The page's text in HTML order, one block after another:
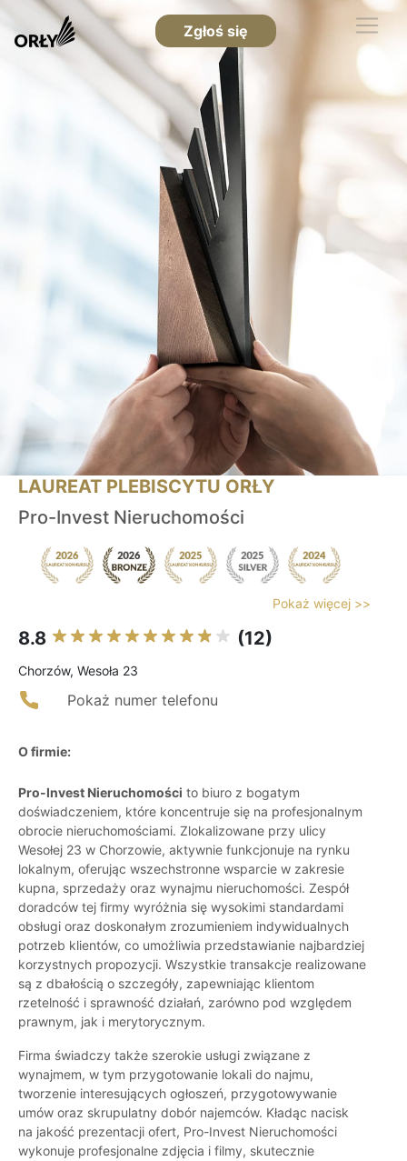
Zgłoś się
LAUREAT PLEBISCYTU ORŁY
Pro-Invest Nieruchomości
Pokaż więcej >>
8.8 (12)
Chorzów, Wesoła 23
Pokaż numer telefonu
O firmie:
Pro-Invest Nieruchomości to biuro z bogatym
doświadczeniem, które koncentruje się na profesjonalnym
obrocie nieruchomościami. Zlokalizowane przy ulicy
Wesołej 23 w Chorzowie, aktywnie funkcjonuje na rynku
lokalnym, oferując wszechstronne wsparcie w zakresie
kupna, sprzedaży oraz wynajmu nieruchomości. Zespół
doradców tej firmy wyróżnia się wysokimi standardami
obsługi oraz doskonałym zrozumieniem indywidualnych
potrzeb klientów, co umożliwia przedstawianie najbardziej
korzystnych propozycji. Wszystkie transakcje realizowane
są z dbałością o szczegóły, zapewniając klientom
rzetelność i sprawność działań, zarówno pod względem
prawnym, jak i merytorycznym.
Firma świadczy także szerokie usługi związane z
wynajmem, w tym przygotowanie lokali do najmu,
tworzenie interesujących ogłoszeń, przygotowywanie
umów oraz skrupulatny dobór najemców. Kładąc nacisk
na jakość prezentacji ofert, Pro-Invest Nieruchomości
wykonuje profesjonalne zdjęcia i filmy, skutecznie